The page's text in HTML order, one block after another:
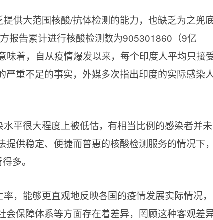
供大范围核酸/抗体检测的能力，也缺乏为之兜
报告累计进行核酸检测数为905301860（9亿
着，自从疫情爆发以来，每个印度人平均只接
重不足的事实，外媒多次指出印度的实际感染
平很大程度上被低估，有相当比例的感染者并未
提供稳定、便捷而普惠的核酸检测服务的情况下
多。
，能够更直观地反映各国的疫情发展实际情况，
保障体系等方面存在着差异，罔顾这种客观差